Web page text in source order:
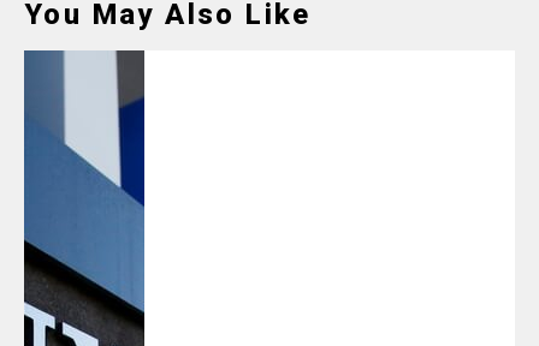
You May Also Like